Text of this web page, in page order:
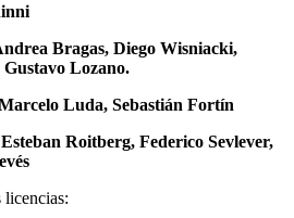
Bragas, Diego Wisniacki,
Lozano.
Luda, Sebastián Fortín
Roitberg, Federico Sevlever,
licencias: